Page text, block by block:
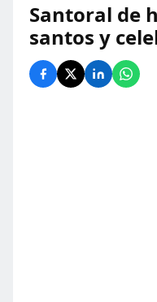
Santoral de
santos y